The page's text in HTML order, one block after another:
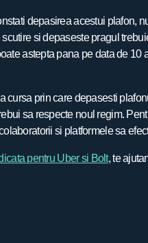
depasirea acestui plafon,
si depaseste pragul
astepta pana pe data de 10
cursa prin care depasesti
sa respecte noul regim.
si platformele sa
pentru Uber si Bolt, te